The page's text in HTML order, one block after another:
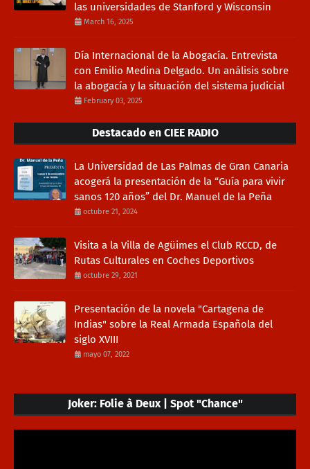
las universidades de Stanford y Wisconsin
March 16, 2025
Día Internacional de la Abogacía. Entrevista
con Emilio Medina Delgado. Un análisis sobre
la abogacía y la situación del sistema judicial
February 03, 2025
Destacado en CIEE RADIO
La Universidad de Las Palmas de Gran Canaria
acogerá la presentación de la “Guía para vivir
sanos 120 años” del Dr. Manuel de la Peña
octubre 21, 2024
Visita a la Villa de Agüimes el Club RCCD, de
Rutas Culturales en Coches Deportivos
octubre 29, 2021
Presentación de la novela "Cartagena de
Indias" sobre la Real Armada Española del
siglo XVIII
mayo 07, 2022
Joker: Folie à Deux | Spot "Chance"